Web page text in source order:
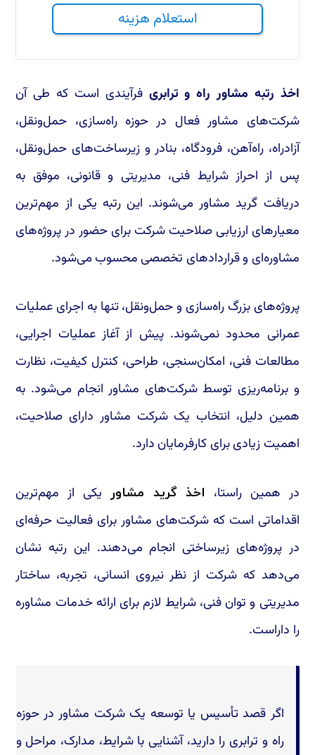
استعلام هزینه
اخذ رتبه مشاور راه و ترابری فرآیندی است که طی آن
شرکت‌های مشاور فعال در حوزه راه‌سازی، حمل‌ونقل،
آزادراه، راه‌آهن، فرودگاه، بنادر و زیرساخت‌های حمل‌ونقل،
پس از احراز شرایط فنی، مدیریتی و قانونی، موفق به
دریافت گرید مشاور می‌شوند. این رتبه یکی از مهم‌ترین
معیارهای ارزیابی صلاحیت شرکت برای حضور در پروژه‌های
مشاوره‌ای و قراردادهای تخصصی محسوب می‌شود.
پروژه‌های بزرگ راه‌سازی و حمل‌ونقل، تنها به اجرای عملیات
عمرانی محدود نمی‌شوند. پیش از آغاز عملیات اجرایی،
مطالعات فنی، امکان‌سنجی، طراحی، کنترل کیفیت، نظارت
و برنامه‌ریزی توسط شرکت‌های مشاور انجام می‌شود. به
همین دلیل، انتخاب یک شرکت مشاور دارای صلاحیت،
اهمیت زیادی برای کارفرمایان دارد.
در همین راستا، اخذ گرید مشاور یکی از مهم‌ترین
اقداماتی است که شرکت‌های مشاور برای فعالیت حرفه‌ای
در پروژه‌های زیرساختی انجام می‌دهند. این رتبه نشان
می‌دهد که شرکت از نظر نیروی انسانی، تجربه، ساختار
مدیریتی و توان فنی، شرایط لازم برای ارائه خدمات مشاوره
را داراست.
اگر قصد تأسیس یا توسعه یک شرکت مشاور در حوزه
راه و ترابری را دارید، آشنایی با شرایط، مدارک، مراحل و